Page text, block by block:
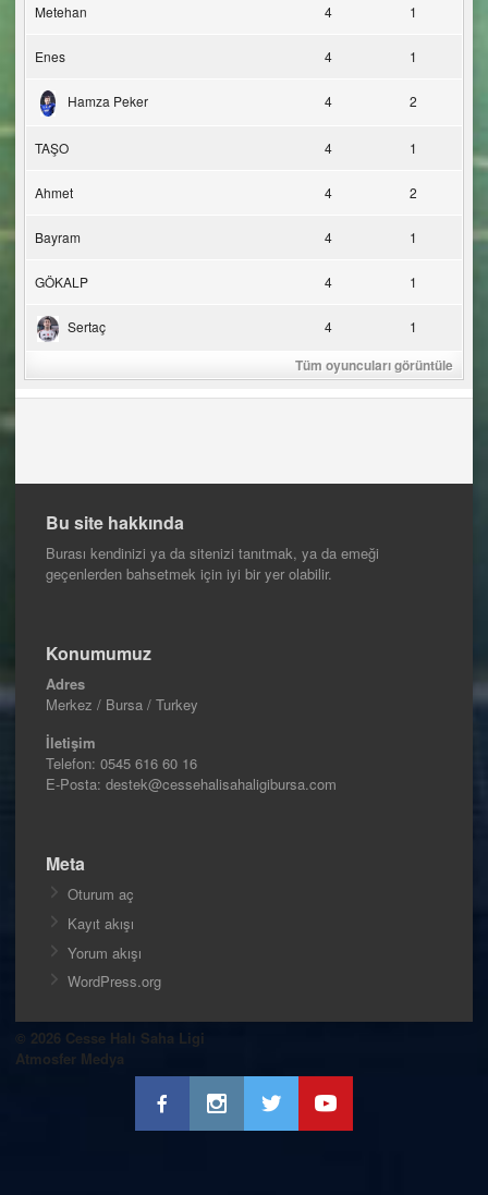
Metehan 4 1
Enes 4 1
Hamza Peker 4 2
TAŞO 4 1
Ahmet 4 2
Bayram 4 1
GÖKALP 4 1
Sertaç 4 1
Tüm oyuncuları görüntüle
Bu site hakkında
Burası kendinizi ya da sitenizi tanıtmak, ya da emeği
geçenlerden bahsetmek için iyi bir yer olabilir.
Konumumuz
Adres
Merkez / Bursa / Turkey
İletişim
Telefon: 0545 616 60 16
E-Posta: destek@cessehalisahaligibursa.com
Meta
Oturum aç
Kayıt akışı
Yorum akışı
WordPress.org
© 2026 Cesse Halı Saha Ligi
Atmosfer Medya